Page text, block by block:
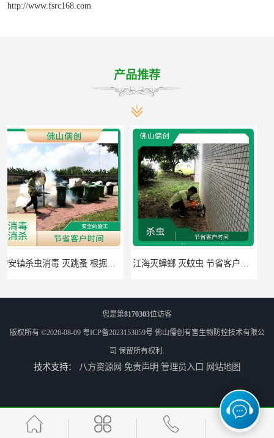
http://www.fsrc168.com
产品推荐
高明区明城镇消毒价格 病媒生物防治 因地制宜地给出处理方案
您是第8170303位访客
版权所有 ©2026-08-09 粤ICP备2023153059号 佛山儒创有害生物防控技术有限公
司 保留所有权利.
技术支持： 八方资源网 免责声明 管理员入口 网站地图